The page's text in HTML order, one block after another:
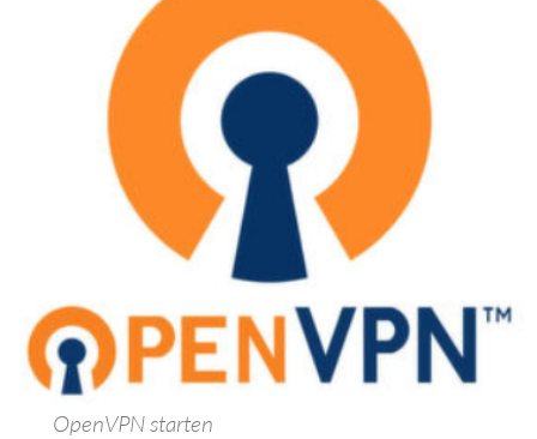
OpenVPN starten